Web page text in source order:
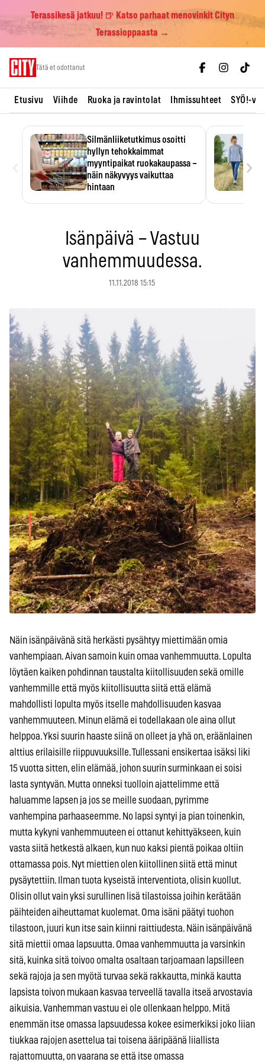
Terassikesä jatkuu! 🍺 Katso parhaat menovinkit Cityn
Terassioppaasta →
Tätä et odottanut
Etusivu Viihde Ruoka ja ravintolat Ihmissuhteet SYÖ!-
Silmänliiketutkimus osoitti
hyllyn tehokkaimmat
myyntipaikat ruokakaupassa –
näin näkyvyys vaikuttaa
hintaan
›
Isänpäivä – Vastuu
vanhemmuudessa.
11.11.2018 15:15
Näin isänpäivänä sitä herkästi pysähtyy miettimään omia
vanhempiaan. Aivan samoin kuin omaa vanhemmuutta. Lopulta
löytäen kaiken pohdinnan taustalta kiitollisuuden sekä omille
vanhemmille että myös kiitollisuutta siitä että elämä
mahdollisti lopulta myös itselle mahdollisuuden kasvaa
vanhemmuuteen. Minun elämä ei todellakaan ole aina ollut
helppoa. Yksi suurin haaste siinä on olleet ja yhä on, eräänlainen
alttius erilaisille riippuvuuksille. Tullessani ensikertaa isäksi liki
15 vuotta sitten, elin elämää, johon suurin surminkaan ei soisi
lasta syntyvän. Mutta onneksi tuolloin ajattelimme että
haluamme lapsen ja jos se meille suodaan, pyrimme
vanhempina parhaaseemme. No lapsi syntyi ja pian toinenkin,
mutta kykyni vanhemmuuteen ei ottanut kehittyäkseen, kuin
vasta siitä hetkestä alkaen, kun nuo kaksi pientä poikaa oltiin
ottamassa pois. Nyt miettien olen kiitollinen siitä että minut
pysäytettiin. Ilman tuota kyseistä interventiota, olisin kuollut.
Olisin ollut vain yksi surullinen lisä tilastoissa joihin kerätään
päihteiden aiheuttamat kuolemat. Oma isäni päätyi tuohon
tilastoon, juuri kun itse sain kiinni raittiudesta. Näin isänpäivänä
sitä miettii omaa lapsuutta. Omaa vanhemmuutta ja varsinkin
sitä, kuinka sitä toivoo omalta osaltaan tarjoamaan lapsilleen
sekä rajoja ja sen myötä turvaa sekä rakkautta, minkä kautta
lapsista toivon mukaan kasvaa terveellä tavalla itseä arvostavia
aikuisia. Vanhemman vastuu ei ole ollenkaan helppo. Mitä
enemmän itse omassa lapsuudessa kokee esimerkiksi joko liian
tiukkaa rajojen asettelua tai toisena ääripäänä liiallista
rajattomuutta, on vaarana se että itse omassa